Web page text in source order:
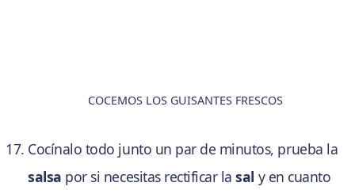
COCEMOS LOS GUISANTES FRESCOS
Cocínalo todo junto un par de minutos, prueba la
salsa por si necesitas rectificar lasal y en cuanto